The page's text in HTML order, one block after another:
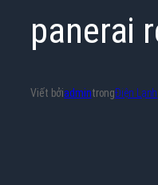
panerai
Viết bởiadmintrongĐiện Lạnh